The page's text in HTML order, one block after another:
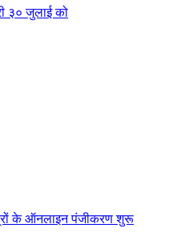
३० जुलाई को
के ऑनलाइन पंजीकरण शुरू